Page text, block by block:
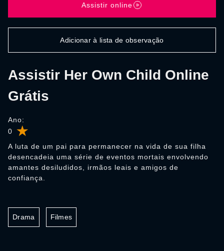
0
Assistir Her Own Child Online
Grátis
Ano:
A luta de um pai para permanecer na vida de sua filha
desencadeia uma série de eventos mortais envolvendo
amantes desiludidos, irmãos leais e amigos de
confiança.
Assistir online
Adicionar à lista de observação
Drama Filmes